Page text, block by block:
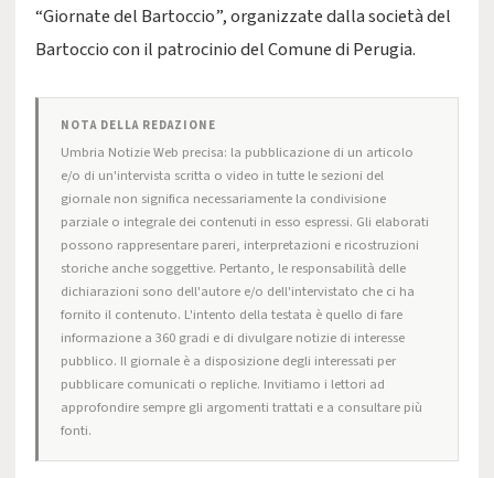
“Giornate del Bartoccio”, organizzate dalla società del
Bartoccio con il patrocinio del Comune di Perugia.
NOTA DELLA REDAZIONE
Umbria Notizie Web precisa: la pubblicazione di un articolo
e/o di un'intervista scritta o video in tutte le sezioni del
giornale non significa necessariamente la condivisione
parziale o integrale dei contenuti in esso espressi. Gli elaborati
possono rappresentare pareri, interpretazioni e ricostruzioni
storiche anche soggettive. Pertanto, le responsabilità delle
dichiarazioni sono dell'autore e/o dell'intervistato che ci ha
fornito il contenuto. L'intento della testata è quello di fare
informazione a 360 gradi e di divulgare notizie di interesse
pubblico. Il giornale è a disposizione degli interessati per
pubblicare comunicati o repliche. Invitiamo i lettori ad
approfondire sempre gli argomenti trattati e a consultare più
fonti.